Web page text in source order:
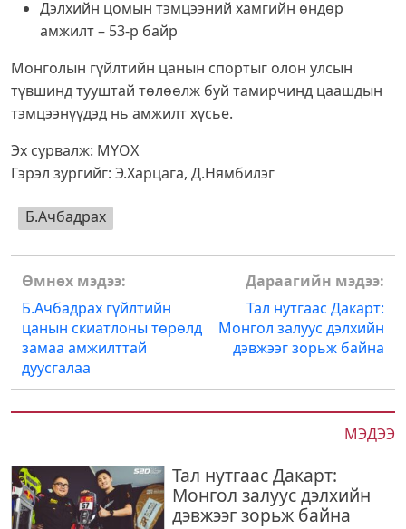
МЭДЭЭ
Тал нутгаас Дакарт:
Монгол залуус дэлхийн
дэвжээг зорьж байна
Дэлхийн цомын тэмцээний хамгийн өндөр
амжилт – 53-р байр
Монголын гүйлтийн цанын спортыг олон улсын
түвшинд тууштай төлөөлж буй тамирчинд цаашдын
тэмцээнүүдэд нь амжилт хүсье.
Эх сурвалж: МҮОХ
Гэрэл зургийг: Э.Харцага, Д.Нямбилэг
Б.Ачбадрах
Post
navigation
Өмнөх мэдээ:
Б.Ачбадрах гүйлтийн
цанын скиатлоны төрөлд
замаа амжилттай
дуусгалаа
Дараагийн мэдээ:
Тал нутгаас Дакарт:
Монгол залуус дэлхийн
дэвжээг зорьж байна